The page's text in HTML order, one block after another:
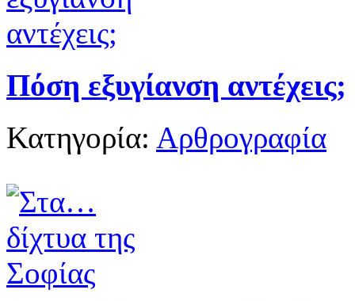
Πόση εξυγίανση αντέχεις;
Κατηγορία: Αρθρογραφία